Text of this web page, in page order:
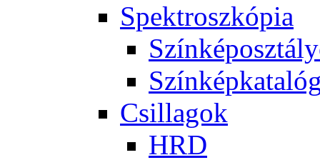
Spekt­rosz­kó­pia
Csil­la­gok
HRD